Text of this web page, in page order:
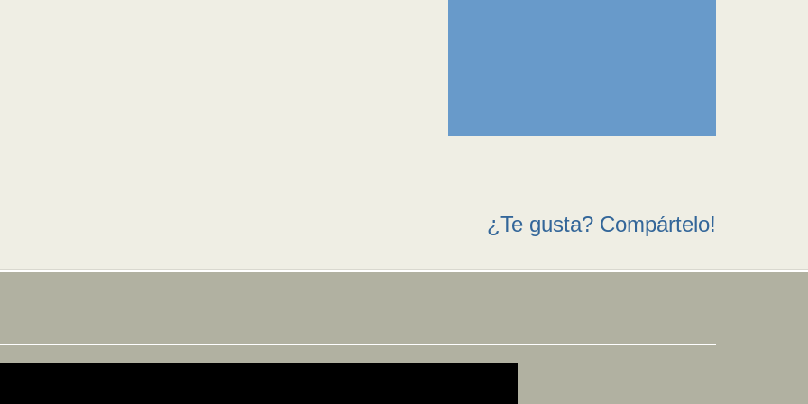
¿Te gusta? Compártelo!